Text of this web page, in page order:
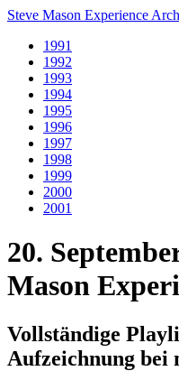
Steve Mason Experience
1991
1992
1993
1994
1995
1996
1997
1998
1999
2000
2001
20.
Mason
Vollständige
Aufzeichnung bei